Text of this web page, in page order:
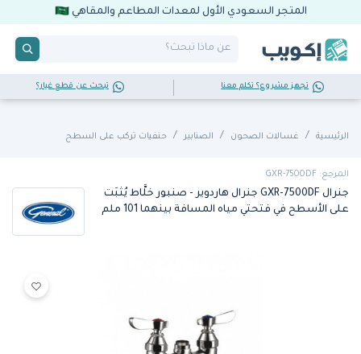
المتجر السعودي الأول لمعدات المطاعم والمقاهي
تجهز مشروع؟ تكلم معنا تبحث عن قطع غيار؟
الرئيسية غسـالات الصحون الصنابير حنفيات تركب على السطح
المرجع: GXR-7500DF
جنرال GXR-7500DF جنرال هاردوير - صنبور خلَّاط يُثبَت
على الأسطح في فتحتي مياه المسافة بينهما 101 ملم